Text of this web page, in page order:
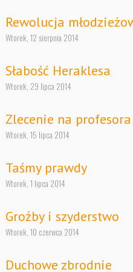
Rewolucja
Wtorek, 12 sierpnia 2014
Słabość Heraklesa
Wtorek, 29 lipca 2014
Zlecenie na profesora
Wtorek, 15 lipca 2014
Taśmy prawdy
Wtorek, 1 lipca 2014
Groźby i szyderstwo
Wtorek, 10 czerwca 2014
Duchowe zbrodnie